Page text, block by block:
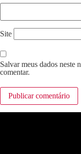
Site
Salvar meus dados neste
comentar.